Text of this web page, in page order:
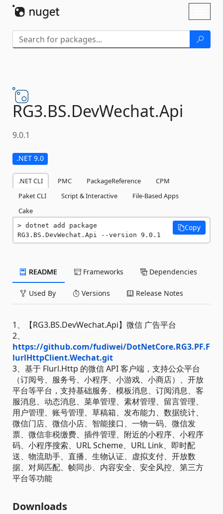
RG3.BS.DevWechat.Api
9.0.1
.NET 9.0
.NET CLI PMC PackageReference
CPM
Paket CLI
Script & Interactive
File-Based Apps
Cake
dotnet add package
RG3.BS.DevWechat.Api --version 9.0.1
Copy
README Frameworks Dependencies
Used By Versions Release Notes
1、【RG3.BS.DevWechat.Api】微信 广告平台
2、
https://github.com/fudiwei/DotNetCore.RG3.PF.F
lurlHttpClient.Wechat.git
3、基于 Flurl.Http 的微信 API 客户端，支持公众平台
（订阅号、服务号、小程序、小游戏、小商店）、开放
平台等平台，支持基础服务、模板消息、订阅消息、客
服消息、动态消息、菜单管理、素材管理、留言管理、
用户管理、账号管理、草稿箱、发布能力、数据统计、
微信门店、微信小店、智能接口、一物一码、微信发
票、微信非税缴费、插件管理、附近的小程序、小程序
码、小程序搜索、URL Scheme、URL Link、即时配
送、物流助手、直播、生物认证、虚拟支付、开放数
据、对局匹配、帧同步、内容安全、安全风控、第三方
平台等功能
Downloads